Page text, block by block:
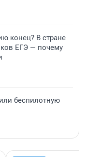
конец? В стране
ЕГЭ — почему
беспилотную